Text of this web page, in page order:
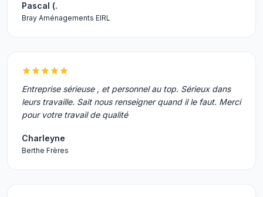
Pascal (.
Bray Aménagements EIRL
Entreprise sérieuse , et personnel au top. Sérieux dans
leurs travaille. Sait nous renseigner quand il le faut. Merci
pour votre travail de qualité
Charleyne
Berthe Frères